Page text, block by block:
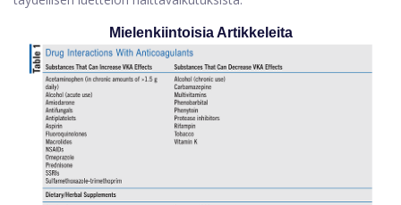
Mielenkiintoisia Artikkeleita